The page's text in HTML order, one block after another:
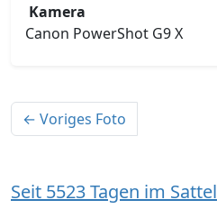
Kamera
Canon PowerShot G9 X
← Voriges Foto
Seit 5523 Tagen im Sattel